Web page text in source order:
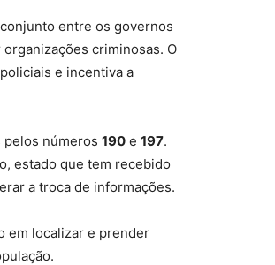
entre os governos
criminosas. O
e incentiva a
pelos números 190 e 197.
estado que tem recebido
a troca de informações.
em localizar e prender